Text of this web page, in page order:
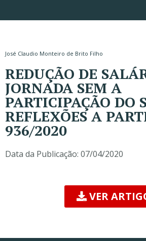
José Claudio Monteiro de Brito Filho
REDUÇÃO DE
JORNADA SEM A
PARTICIPAÇÃO DO
REFLEXÕES A
936/2020
Data da Publicação: 07/04/2020
VER